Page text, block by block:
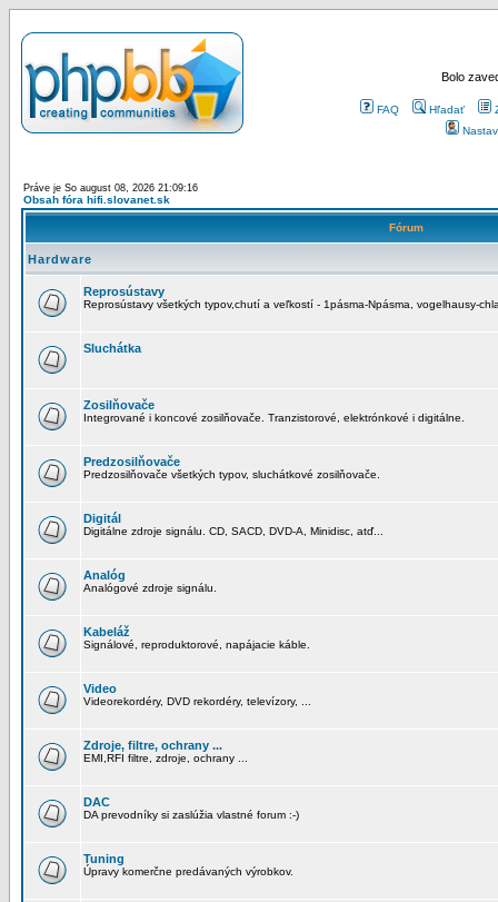
Bolo
FAQ Hľadať
Práve je So august 08, 2026 21:09:16
Obsah fóra hifi.slovanet.sk
Fórum
Hardware
Reprosústavy
Reprosústavy všetkých typov,chutí a veľkostí - 1pásma-Npásma, vogelhausy-
Sluchátka
Zosilňovače
Integrované i koncové zosilňovače. Tranzistorové, elektrónkové i digitálne.
Predzosilňovače
Predzosilňovače všetkých typov, sluchátkové zosilňovače.
Digitál
Digitálne zdroje signálu. CD, SACD, DVD-A, Minidisc, atď...
Analóg
Analógové zdroje signálu.
Kabeláž
Signálové, reproduktorové, napájacie káble.
Video
Videorekordéry, DVD rekordéry, televízory, ...
Zdroje, filtre, ochrany ...
EMI,RFI filtre, zdroje, ochrany ...
DAC
DA prevodníky si zaslúžia vlastné forum :-)
Tuning
Úpravy komerčne predávaných výrobkov.